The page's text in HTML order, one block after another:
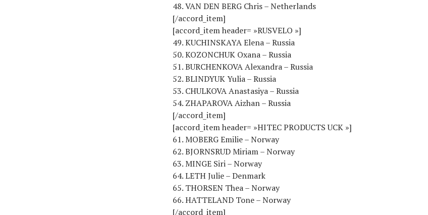
48. VAN DEN BERG Chris – Netherlands
[/accord_item]
[accord_item header= »RUSVELO »]
49. KUCHINSKAYA Elena – Russia
50. KOZONCHUK Oxana – Russia
51. BURCHENKOVA Alexandra – Russia
52. BLINDYUK Yulia – Russia
53. CHULKOVA Anastasiya – Russia
54. ZHAPAROVA Aizhan – Russia
[/accord_item]
[accord_item header= »HITEC PRODUCTS UCK »]
61. MOBERG Emilie – Norway
62. BJORNSRUD Miriam – Norway
63. MINGE Siri – Norway
64. LETH Julie – Denmark
65. THORSEN Thea – Norway
66. HATTELAND Tone – Norway
[/accord_item]